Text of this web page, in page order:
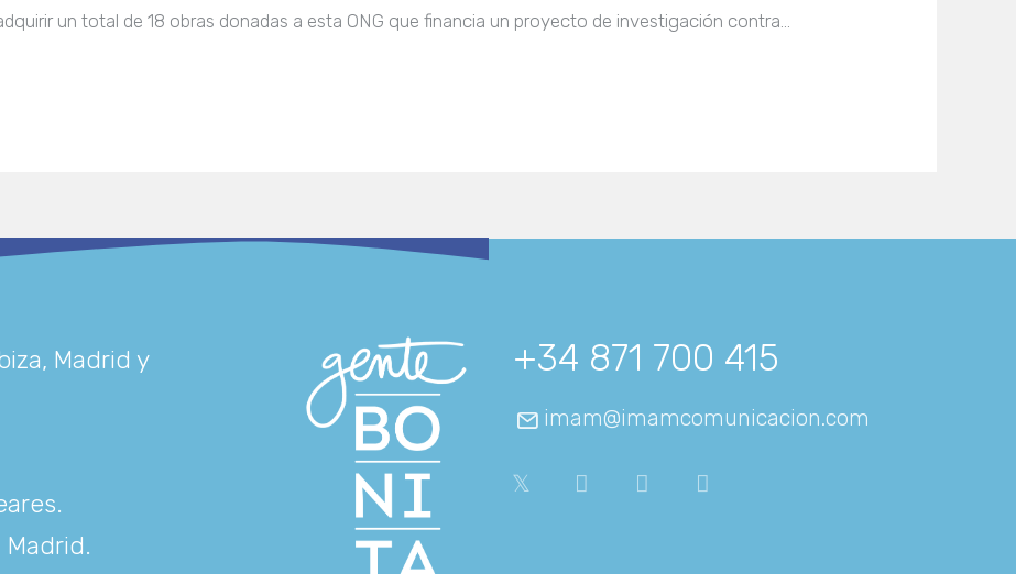
un total de 18 obras donadas a esta ONG que financia un proyecto de investigación contra…
Madrid y
.
Madrid.
+34 871 700 415
imam@imamcomunicacion.com